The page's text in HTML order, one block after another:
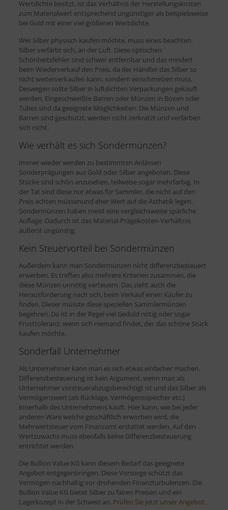
Wertdichte besitzt, ist das Verhältnis der Herstellungskosten
zum Materialwert entsprechend ungünstiger als beispielsweise
bei Gold mit einer viel größeren Wertdichte.
Wer Silber physisch kaufen möchte, muss eines beachten.
Silber verfärbt sich, an der Luft. Diese optischen
Schönheitsfehler sind schwer entfernbar und das mindert
beim Wiederverkauf den Preis, da der Händler das Silber so
nicht weiterverkaufen kann, sondern einschmelzen muss.
Deswegen sollte Silber in luftdichten Verpackungen gekauft
werden. Eingeschweißte Barren oder Münzen in Boxen oder
Tubes sind da geeignete Möglichkeiten. Die Münzen und
Barren sind geschützt, werden nicht zerkratzt und verfärben
sich nicht.
Wie verhält es sich Sondermünzen?
Immer wieder werden zu bestimmten Anlässen
Sonderprägungen aus Gold oder Silber angeboten. Diese
Stücke sind schön anzusehen, teilweise sogar mehrfarbig. In
der Tat sind diese nur etwas für Sammler, die nicht auf den
Preis achten müssenund eher Wert auf die Ästhetik legen.
Sondermünzen haben meist eine vergleichsweise spärliche
Auflage. Dadurch ist das Material-Prägekosten-Verhältnis
äußerst ungünstig.
Kein Steuervorteil bei Sondermünzen
Außerdem kann man Sondermünzen nicht differenzbesteuert
erwerben. Es treffen also mehrere Kriterien zusammen, die
diese Münzen unnötig verteuern. Das zieht auch die
Herausforderung nach sich, beim Verkauf einen Käufer zu
finden. Dieser müsste diese speziellen Sammlermünzen
begehren. Da ist in der Regel viel Geduld nötig oder sogar
Frusttoleranz, wenn sich niemand findet, der das schöne Stück
kaufen möchte.
Sonderfall Unternehmer
Als Unternehmer kann man es sich etwas einfacher machen.
Differenzbesteuerung ist kein Argument, wenn man als
Unternehmer vorsteuerabzugsberechtigt ist und das Silber als
Vermögenswert (als Rücklage, Vermögensspeicher etc.)
innerhalb des Unternehmens kauft. Hier kann, wie bei jeder
anderen Ware welche geschäftlich erworben wird, die
Mehrwertsteuer vom Finanzamt erstattet werden. Auf den
Wertzuwachs muss ebenfalls keine Differenzbesteuerung
entrichtet werden.
Die Bullion Value KG kann diesem Bedarf das geeignete
Angebot entgegenbringen. Diese Vorsorge schützt das
Vermögen nachhaltig vor drohenden Finanzturbulenzen. Die
Bullion Value KG bietet Silber zu fairen Preisen und ein
Lagerkozept in der Schweiz an. Prüfen Sie jetzt unser Angebot.